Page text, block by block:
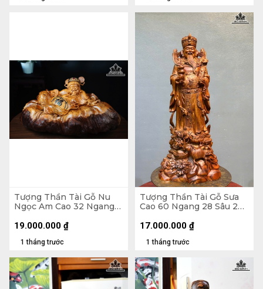
Tượng Thần Tài Gỗ Nu
Ngọc Am Cao 32 Ngang
1 tháng trước
19.000.000 ₫
Tượng Thần Tài Gỗ Sưa
Cao 60 Ngang 28 Sâu 20
1 tháng trước
17.000.000 ₫